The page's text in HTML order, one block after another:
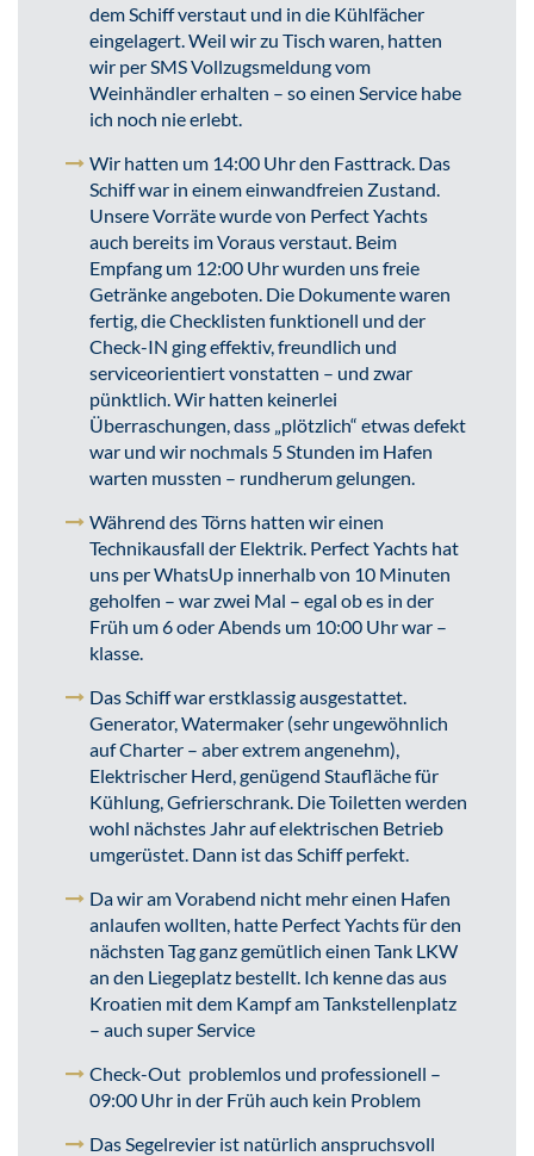
dem Schiff verstaut und in die Kühlfächer
eingelagert. Weil wir zu Tisch waren, hatten
wir per SMS Vollzugsmeldung vom
Weinhändler erhalten – so einen Service habe
ich noch nie erlebt.
Wir hatten um 14:00 Uhr den Fasttrack. Das
Schiff war in einem einwandfreien Zustand.
Unsere Vorräte wurde von Perfect Yachts
auch bereits im Voraus verstaut. Beim
Empfang um 12:00 Uhr wurden uns freie
Getränke angeboten. Die Dokumente waren
fertig, die Checklisten funktionell und der
Check-IN ging effektiv, freundlich und
serviceorientiert vonstatten – und zwar
pünktlich. Wir hatten keinerlei
Überraschungen, dass „plötzlich“ etwas defekt
war und wir nochmals 5 Stunden im Hafen
warten mussten – rundherum gelungen.
Während des Törns hatten wir einen
Technikausfall der Elektrik. Perfect Yachts hat
uns per WhatsUp innerhalb von 10 Minuten
geholfen – war zwei Mal – egal ob es in der
Früh um 6 oder Abends um 10:00 Uhr war –
klasse.
Das Schiff war erstklassig ausgestattet.
Generator, Watermaker (sehr ungewöhnlich
auf Charter – aber extrem angenehm),
Elektrischer Herd, genügend Staufläche für
Kühlung, Gefrierschrank. Die Toiletten werden
wohl nächstes Jahr auf elektrischen Betrieb
umgerüstet. Dann ist das Schiff perfekt.
Da wir am Vorabend nicht mehr einen Hafen
anlaufen wollten, hatte Perfect Yachts für den
nächsten Tag ganz gemütlich einen Tank LKW
an den Liegeplatz bestellt. Ich kenne das aus
Kroatien mit dem Kampf am Tankstellenplatz
– auch super Service
Check-Out problemlos und professionell –
09:00 Uhr in der Früh auch kein Problem
Das Segelrevier ist natürlich anspruchsvoll